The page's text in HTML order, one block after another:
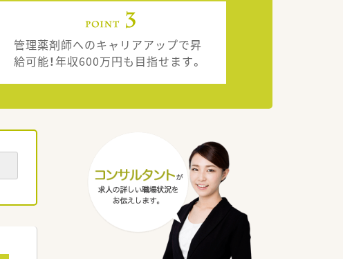
管理薬剤師へのキャリアアップで昇
給可能！年収600万円も目指せます。